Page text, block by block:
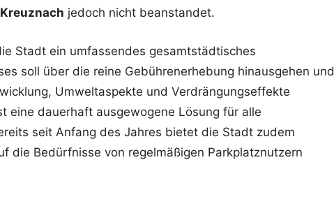
jedoch nicht beanstandet.
Stadt ein umfassendes gesamtstädtisches
soll über die reine Gebührenerhebung hinausgehen und
Umweltaspekte und Verdrängungseffekte
eine dauerhaft ausgewogene Lösung für alle
seit Anfang des Jahres bietet die Stadt zudem
die Bedürfnisse von regelmäßigen Parkplatznutzern